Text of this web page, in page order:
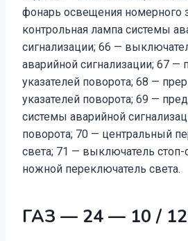
фонарь освещения номерного
контрольная лампа системы
сигнализации; 66 —
аварийной сигнализации; 67 —
указателей поворота; 68 —
указателей поворота; 69 —
системы аварийной
поворота; 70 — центральный
света; 71 — выключатель стоп-
ножной переключатель света.
ГАЗ — 24 — 10 / 12